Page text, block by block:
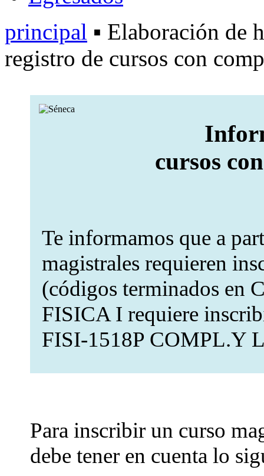
principal ▪ Elaboración de
registro de cursos con
cursos
Te informamos que a
magistrales requieren
(códigos terminados en
FISICA I requiere
FISI-1518P COMPL.Y
Para inscribir un curso
debe tener en cuenta lo